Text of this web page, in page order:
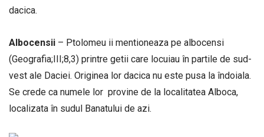
dacica.
Albocensii – Ptolomeu ii mentioneaza pe albocensi
(Geografia;III;8,3) printre getii care locuiau în partile de sud-
vest ale Daciei. Originea lor dacica nu este pusa la îndoiala.
Se crede ca numele lor provine de la localitatea Alboca,
localizata în sudul Banatului de azi.